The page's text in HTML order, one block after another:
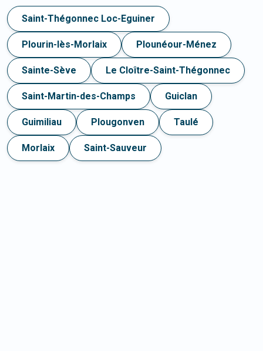
Saint-Thégonnec Loc-Eguiner
Plourin-lès-Morlaix Plounéour-Ménez
Sainte-Sève Le Cloître-Saint-Thégonnec
Saint-Martin-des-Champs Guiclan
Guimiliau Plougonven Taulé
Morlaix Saint-Sauveur